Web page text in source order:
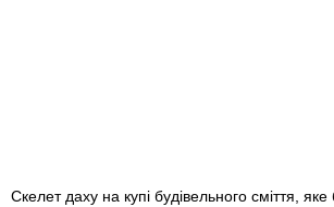
Скелет даху на купі будівельного сміття,